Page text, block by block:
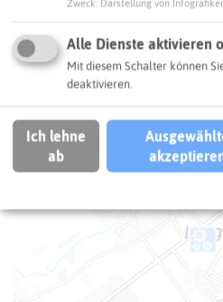
+
Zweck Darstellung von
Alle Dienste aktivieren
Mit diesem Schalter können
deaktivieren.
Ich lehne
ab